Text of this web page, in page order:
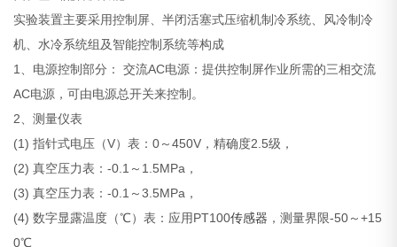
实验装置主要采用控制屏、半闭活塞式压缩机制冷系统、风冷制冷
机、水冷系统组及智能控制系统等构成
1、电源控制部分： 交流AC电源：提供控制屏作业所需的三相交流
AC电源，可由电源总开关来控制。
2、测量仪表
(1) 指针式电压（V）表：0～450V，精确度2.5级，
(2) 真空压力表：-0.1～1.5MPa，
(3) 真空压力表：-0.1～3.5MPa，
(4) 数字显露温度（℃）表：应用PT100传感器 ，测量界限-50～+15
0℃